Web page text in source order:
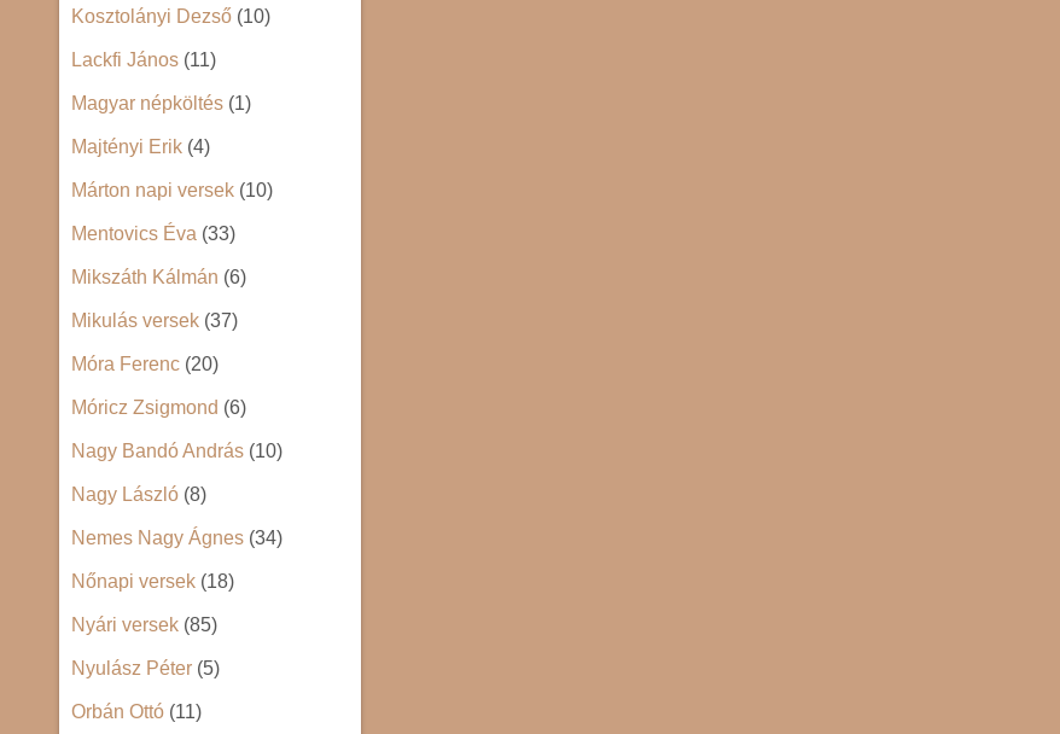
Kosztolányi Dezső (10)
Lackfi János (11)
Magyar népköltés (1)
Majtényi Erik (4)
Márton napi versek (10)
Mentovics Éva (33)
Mikszáth Kálmán (6)
Mikulás versek (37)
Móra Ferenc (20)
Móricz Zsigmond (6)
Nagy Bandó András (10)
Nagy László (8)
Nemes Nagy Ágnes (34)
Nőnapi versek (18)
Nyári versek (85)
Nyulász Péter (5)
Orbán Ottó (11)